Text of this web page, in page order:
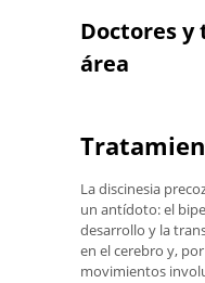
Doctores y
área
La discinesia
un antídoto: el
desarrollo y la
en el cerebro y,
movimientos